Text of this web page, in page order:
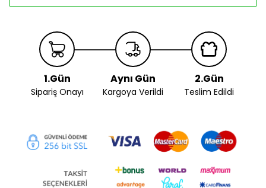
1.Gün
Sipariş Onayı
Aynı Gün
Kargoya Verildi
2.Gün
Teslim Edildi